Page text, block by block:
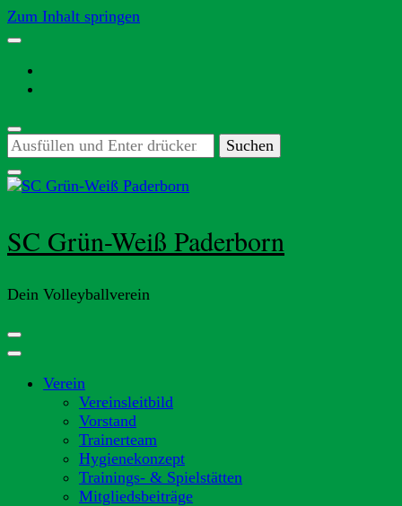
Zum Inhalt springen
Suchst
du
nach
etwas?
SC Grün-Weiß Paderborn
Dein Volleyballverein
Verein
Vereinsleitbild
Vorstand
Trainerteam
Hygienekonzept
Trainings- & Spielstätten
Mitgliedsbeiträge